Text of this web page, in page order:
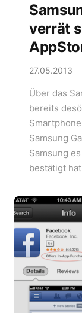
verrät
27.05.2013
Über das
bereits
Samsung
Samsung
bestätigt